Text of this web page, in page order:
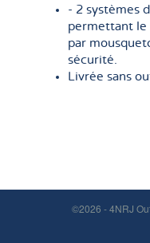
- 2 systèmes
permettant le
par
sécurité.
Livrée sans
©2026 - 4NRJ